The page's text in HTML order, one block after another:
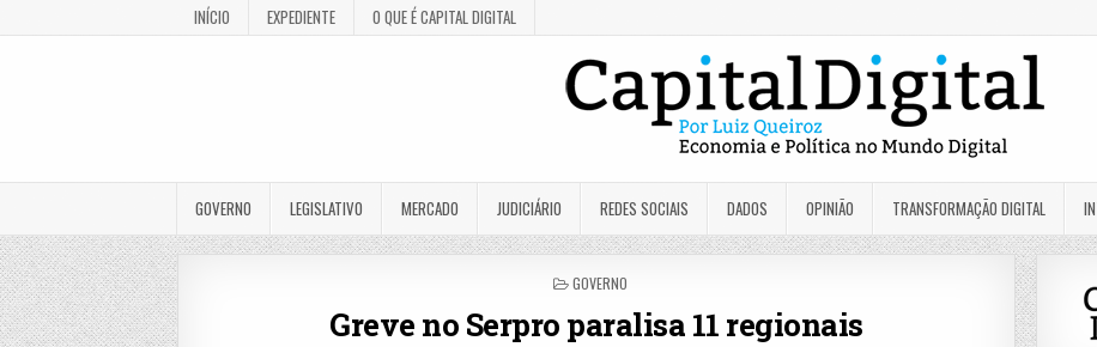
INÍCIO EXPEDIENTE O QUE É CAPITAL DIGITAL
GOVERNO LEGISLATIVO MERCADO JUDICIÁRIO REDES SOCIAIS DADOS OPINIÃO TRANSFORMAÇÃO DIGITAL
POSTED
GOVERNO
Greve no Serpro paralisa 11 regionais